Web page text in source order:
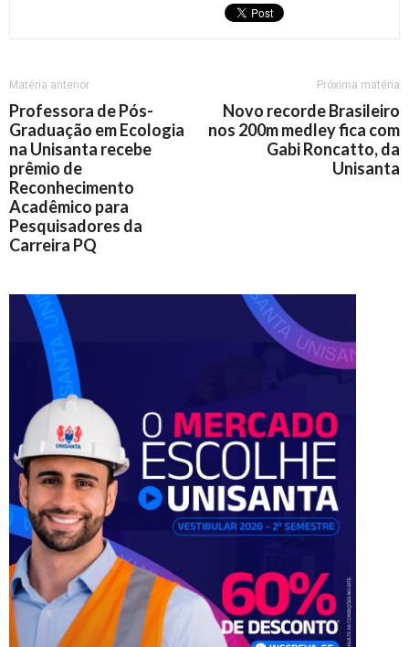
Matéria anterior
Professora de Pós-
Graduação em Ecologia
na Unisanta recebe
prêmio de
Reconhecimento
Acadêmico para
Pesquisadores da
Carreira PQ
Próxima matéria
Novo recorde Brasileiro
nos 200m medley fica com
Gabi Roncatto, da
Unisanta